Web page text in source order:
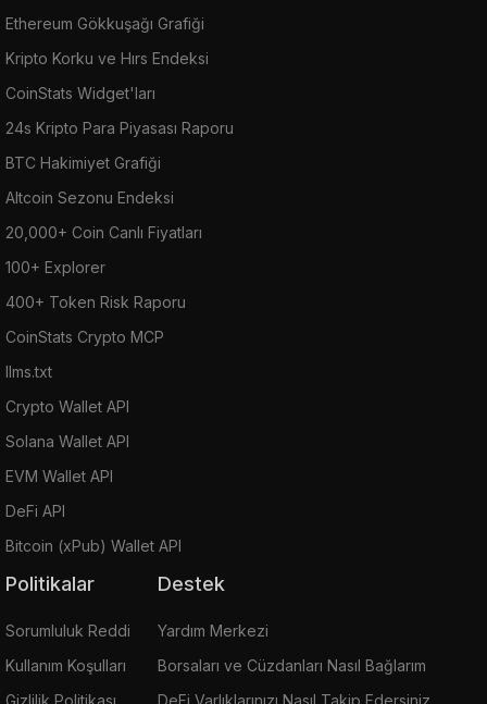
Ethereum Gökkuşağı Grafiği
Kripto Korku ve Hırs Endeksi
CoinStats Widget'ları
24s Kripto Para Piyasası Raporu
BTC Hakimiyet Grafiği
Altcoin Sezonu Endeksi
20,000+ Coin Canlı Fiyatları
100+ Explorer
400+ Token Risk Raporu
CoinStats Crypto MCP
llms.txt
Crypto Wallet API
Solana Wallet API
EVM Wallet API
DeFi API
Bitcoin (xPub) Wallet API
Politikalar
Sorumluluk Reddi
Kullanım Koşulları
Gizlilik Politikası
Destek
Yardım Merkezi
Borsaları ve Cüzdanları Nasıl Bağlarım
DeFi Varlıklarınızı Nasıl Takip Edersiniz